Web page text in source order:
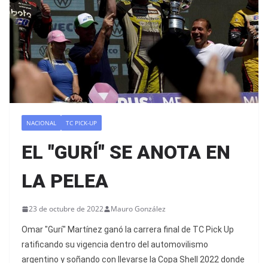
NACIONAL TC PICK-UP
EL "GURÍ" SE ANOTA EN
LA PELEA
23 de octubre de 2022 Mauro González
Omar "Gurí" Martínez ganó la carrera final de TC Pick Up
ratificando su vigencia dentro del automovilismo
argentino y soñando con llevarse la Copa Shell 2022 donde